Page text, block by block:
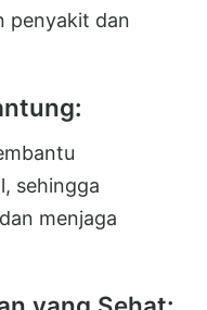
penyakit dan
sehingga
menjaga